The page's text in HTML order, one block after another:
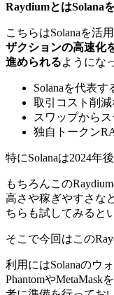
RaydiumとはSolana
こちらはSolanaを活
ザクションの高速化
進められるようにな
Solanaを代表す
取引コスト削
スワップから
独自トークン
特にSolanaは2024年
もちろんこの
高さや稼ぎやすさな
ちらも試してみると
そこで今回はこの
利用にはSolanaのウ
PhantomやMetaMask